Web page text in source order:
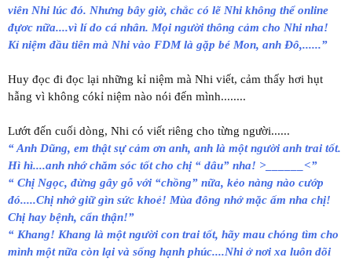
viên Nhi lúc đó. Nhưng bây giờ, chắc có lẽ Nhi không thể online
đựơc nữa....vì lí do cá nhân. Mọi người thông cảm cho Nhi nha!
Kỉ niệm đầu tiên mà Nhi vào FDM là gặp bé Mon, anh Đô,......”
Huy đọc đi đọc lại những kỉ niệm mà Nhi viết, cảm thấy hơi hụt
hẫng vì không cókỉ niệm nào nói đến mình........
Lướt đến cuối dòng, Nhi có viết riêng cho từng người......
“ Anh Dũng, em thật sự cảm ơn anh, anh là một người anh trai tốt.
Hì hì....anh nhớ chăm sóc tốt cho chị “ dâu” nha! >______<”
“ Chị Ngọc, đừng gây gỗ với “chồng” nữa, kẻo nàng nào cướp
đó.....Chị nhớ giữ gìn sức khoẻ! Mùa đông nhớ mặc ấm nha chị!
Chị hay bệnh, cẩn thận!”
“ Khang! Khang là một người con trai tốt, hãy mau chóng tìm cho
mình một nữa còn lại và sống hạnh phúc....Nhi ở nơi xa luôn dõi